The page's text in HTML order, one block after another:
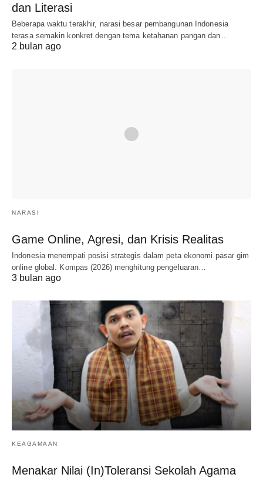
dan Literasi
Beberapa waktu terakhir, narasi besar pembangunan Indonesia
terasa semakin konkret dengan tema ketahanan pangan dan…
2 bulan ago
NARASI
Game Online, Agresi, dan Krisis Realitas
Indonesia menempati posisi strategis dalam peta ekonomi pasar gim
online global. Kompas (2026) menghitung pengeluaran…
3 bulan ago
KEAGAMAAN
Menakar Nilai (In)Toleransi Sekolah Agama